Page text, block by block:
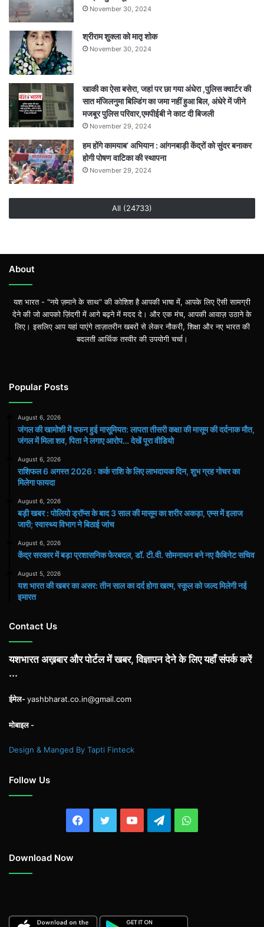
लगाए
आरोप…
वीडियो
November 30, 2024
श्रीराम शुक्ला को मातृ शोक
November 30, 2024
खाकी का ऐसा बसेरा, जहां पर छा गया अंधेरा ,पुलिस क्वार्टर की
सात मंजिलनुमा बिल्डिंग का जमा नहीं हुआ बिल, अंधेरे में जीने
मजबूर पुलिस परिवार,एमपीईबी ने काट दी बिजली
November 29, 2024
हम होंगे कामयाब’ अभियान : आंगनबाड़ी केंद्रों को सुंदर बनाकर
होगी पोषण वाटिका की स्थापना
November 29, 2024
All (24733)
About
यश भारत - "नये ज़माने के साथ" की कोशिश है आपकी भाषा में, आपके लिए ऎसी सामग्री
देने की जो आपको ज़िंदगी में आगे बढ़ने में मदद दे। और एक मंच, आपकी आवाज़ उठाने के
लिए। इसलिए आप यहां पाएंगे ताज़ातरीन खबरों से लेकर नौकरी, शिक्षा और नए भारत की
बदलती आर्थिक तस्वीर की उपयोगी चर्चा।
Popular Posts
August 6, 2026
जंगल की खामोशी में दफन हुई मासूमियत: लापता तीसरी कक्षा की मासूम की दर्दनाक मौत,
जंगल में मिला शव, पिता ने लगाए आरोप… देखें पूरा वीडियो
August 6, 2026
राशिफल 6 अगस्त 2026 : कर्क राशि के लिए लाभदायक दिन, शुभ ग्रह गोचर का
मिलेगा फायदा
August 6, 2026
बड़ी खबर : पोलियो ड्रॉप्स के बाद 3 साल की मासूम का शरीर अकड़ा, एम्स में इलाज
जारी; स्वास्थ्य विभाग ने बिठाई जांच
August 6, 2026
केंद्र सरकार में बड़ा प्रशासनिक फेरबदल, डॉ. टी.वी. सोमनाथन बने नए कैबिनेट सचिव
August 5, 2026
यश भारत की खबर का असर: तीन साल का दर्द होगा खत्म, स्कूल को जल्द मिलेगी नई
इमारत
Contact Us
यशभारत अख़बार और पोर्टल में खबर, विज्ञापन देने के लिए यहाँ संपर्क करें
...
ईमेल-yashbharat.co.in@gmail.com
मोबाइल -
Design & Manged By Tapti Finteck
Follow Us
Facebook
TwitterYouTubeTelegramWhatsApp
Download Now